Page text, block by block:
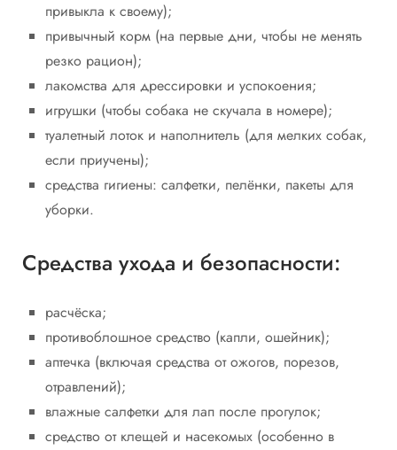
привыкла к своему);
привычный корм (на первые дни, чтобы не менять
резко рацион);
лакомства для дрессировки и успокоения;
игрушки (чтобы собака не скучала в номере);
туалетный лоток и наполнитель (для мелких собак,
если приучены);
средства гигиены: салфетки, пелёнки, пакеты для
уборки.
Средства ухода и безопасности:
расчёска;
противоблошное средство (капли, ошейник);
аптечка (включая средства от ожогов, порезов,
отравлений);
влажные салфетки для лап после прогулок;
средство от клещей и насекомых (особенно в